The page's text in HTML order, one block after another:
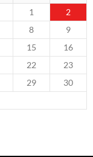
1
2
8
9
15
16
22
23
29
30